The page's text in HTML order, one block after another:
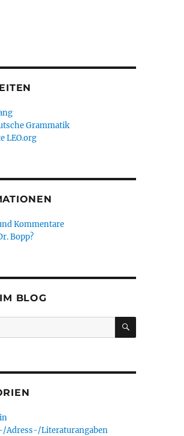
Grammatik
LEO.org
Kommentare
Bopp?
BLOG
SUCHEN
Adress-/Literaturangaben